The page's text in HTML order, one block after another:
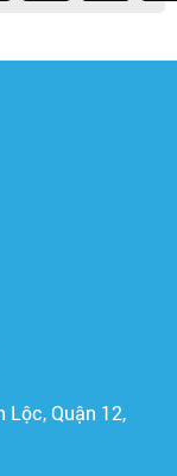
Lộc, Quận 12,